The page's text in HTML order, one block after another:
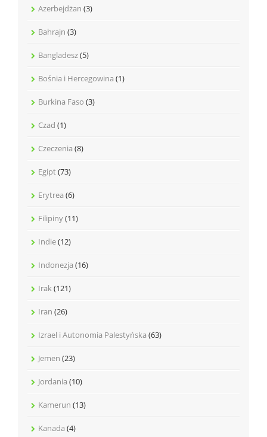
Azerbejdżan (3)
Bahrajn (3)
Bangladesz(5)
Bośnia i Hercegowina (1)
Burkina Faso (3)
Czad (1)
Czeczenia (8)
Egipt(73)
Erytrea (6)
Filipiny(11)
Indie(12)
Indonezja (16)
Irak(121)
Iran (26)
Izrael i Autonomia Palestyńska (63)
Jemen (23)
Jordania (10)
Kamerun (13)
Kanada (4)